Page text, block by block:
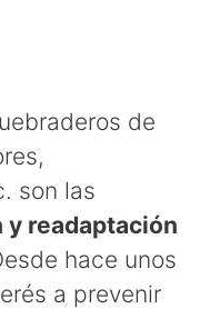
de
son las
y readaptación
hace unos
a prevenir